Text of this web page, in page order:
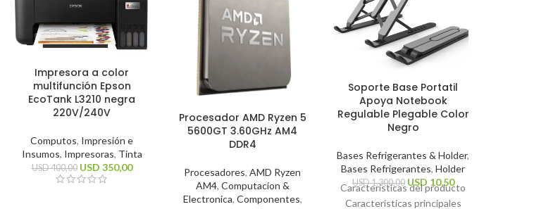
Impresora a color
multifunción Epson
EcoTank L3210 negra
220V/240V
Computos, Impresión e
Insumos, Impresoras, Tinta
USD400,00 USD 350,00
Procesador AMD Ryzen 5
5600GT 3.60GHz AM4
DDR4
Procesadores, AMD Ryzen
AM4, Computacion &
Electronica, Componentes,
Soporte Base Portatil
Apoya Notebook
Regulable Plegable Color
Negro
Bases Refrigerantes & Holder,
Bases Refrigerantes, Holder
USD1.300,00 USD 10,50
Características del producto
Características principales